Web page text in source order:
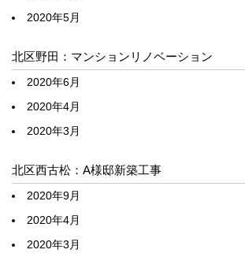
2020年5月
北区野田：マンションリノベーション
2020年6月
2020年4月
2020年3月
北区西古松：A様邸新築工事
2020年9月
2020年4月
2020年3月